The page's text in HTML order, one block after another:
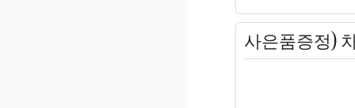
사은품증정)